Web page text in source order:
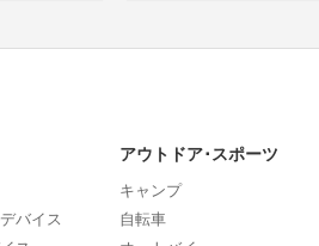
バイス
アウトドア･スポーツ
キャンプ
自転車